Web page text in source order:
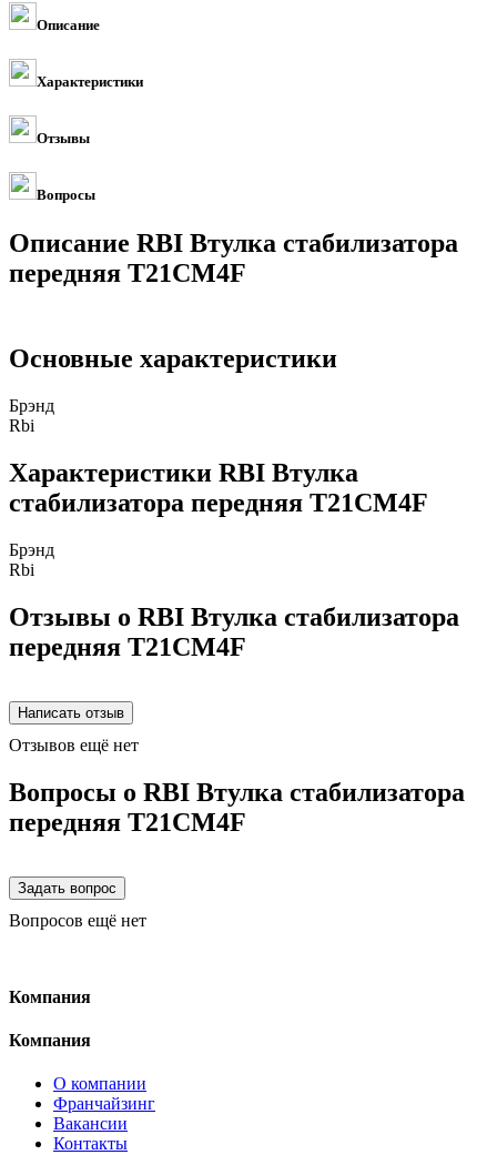
Описание
Характеристики
Отзывы
Вопросы
Описание RBI Втулка стабилизатора
передняя T21CM4F
Основные характеристики
Брэнд
Rbi
Характеристики RBI Втулка
стабилизатора передняя T21CM4F
Брэнд
Rbi
Отзывы о RBI Втулка стабилизатора
передняя T21CM4F
Отзывов ещё нет
Вопросы о RBI Втулка стабилизатора
передняя T21CM4F
Вопросов ещё нет
Компания
Компания
О компании
Франчайзинг
Вакансии
Контакты